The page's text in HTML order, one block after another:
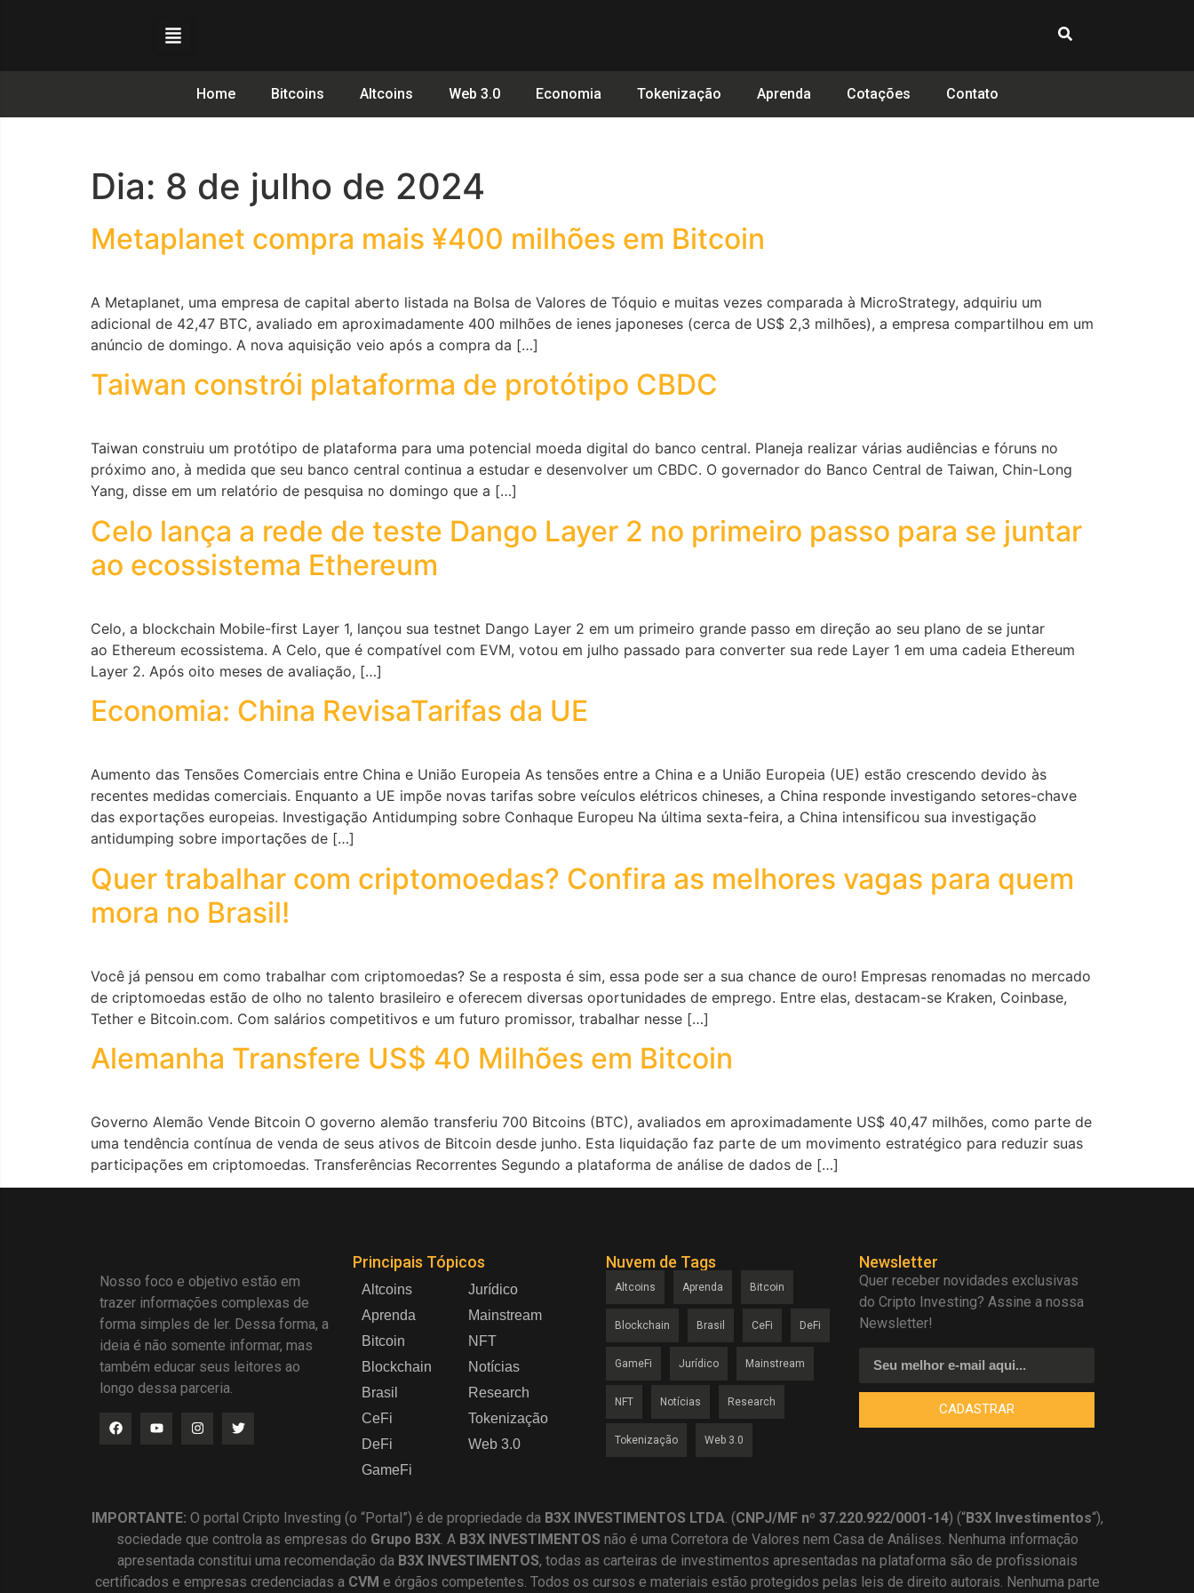
Home Bitcoins Altcoins Web 3.0 Economia Tokenização Aprenda Cotações Contato
Dia: 8 de julho de 2024
Metaplanet compra mais ¥400 milhões em Bitcoin
A Metaplanet, uma empresa de capital aberto listada na Bolsa de Valores de Tóquio e muitas vezes comparada à MicroStrategy, adquiriu um
adicional de 42,47 BTC, avaliado em aproximadamente 400 milhões de ienes japoneses (cerca de US$ 2,3 milhões), a empresa compartilhou em um
anúncio de domingo. A nova aquisição veio após a compra da […]
Taiwan constrói plataforma de protótipo CBDC
Taiwan construiu um protótipo de plataforma para uma potencial moeda digital do banco central. Planeja realizar várias audiências e fóruns no
próximo ano, à medida que seu banco central continua a estudar e desenvolver um CBDC. O governador do Banco Central de Taiwan, Chin-Long
Yang, disse em um relatório de pesquisa no domingo que a […]
Celo lança a rede de teste Dango Layer 2 no primeiro passo para se juntar
ao ecossistema Ethereum
Celo, a blockchain Mobile-first Layer 1, lançou sua testnet Dango Layer 2 em um primeiro grande passo em direção ao seu plano de se juntar
ao Ethereum ecossistema. A Celo, que é compatível com EVM, votou em julho passado para converter sua rede Layer 1 em uma cadeia Ethereum
Layer 2. Após oito meses de avaliação, […]
Economia: China RevisaTarifas da UE
Aumento das Tensões Comerciais entre China e União Europeia As tensões entre a China e a União Europeia (UE) estão crescendo devido às
recentes medidas comerciais. Enquanto a UE impõe novas tarifas sobre veículos elétricos chineses, a China responde investigando setores-chave
das exportações europeias. Investigação Antidumping sobre Conhaque Europeu Na última sexta-feira, a China intensificou sua investigação
antidumping sobre importações de […]
Quer trabalhar com criptomoedas? Confira as melhores vagas para quem
mora no Brasil!
Você já pensou em como trabalhar com criptomoedas? Se a resposta é sim, essa pode ser a sua chance de ouro! Empresas renomadas no mercado
de criptomoedas estão de olho no talento brasileiro e oferecem diversas oportunidades de emprego. Entre elas, destacam-se Kraken, Coinbase,
Tether e Bitcoin.com. Com salários competitivos e um futuro promissor, trabalhar nesse […]
Alemanha Transfere US$ 40 Milhões em Bitcoin
Governo Alemão Vende Bitcoin O governo alemão transferiu 700 Bitcoins (BTC), avaliados em aproximadamente US$ 40,47 milhões, como parte de
uma tendência contínua de venda de seus ativos de Bitcoin desde junho. Esta liquidação faz parte de um movimento estratégico para reduzir suas
participações em criptomoedas. Transferências Recorrentes Segundo a plataforma de análise de dados de […]
Nosso foco e objetivo estão em
trazer informações complexas de
forma simples de ler. Dessa forma, a
ideia é não somente informar, mas
também educar seus leitores ao
longo dessa parceria.
Principais Tópicos
Altcoins
Aprenda
Bitcoin
Blockchain
Brasil
CeFi
DeFi
GameFi
Jurídico
Mainstream
NFT
Notícias
Research
Tokenização
Web 3.0
Nuvem de Tags
Altcoins Aprenda Bitcoin
Blockchain Brasil CeFi DeFi
GameFi Jurídico Mainstream
NFT Notícias Research
Tokenização Web 3.0
Newsletter
Quer receber novidades exclusivas
do Cripto Investing? Assine a nossa
Newsletter!
CADASTRAR
IMPORTANTE: O portal Cripto Investing (o “Portal”) é de propriedade da B3X INVESTIMENTOS LTDA. (CNPJ/MF nº 37.220.922/0001-14) (“B3X Investimentos“),
sociedade que controla as empresas do Grupo B3X. A B3X INVESTIMENTOS não é uma Corretora de Valores nem Casa de Análises. Nenhuma informação
apresentada constitui uma recomendação da B3X INVESTIMENTOS, todas as carteiras de investimentos apresentadas na plataforma são de profissionais
certificados e empresas credenciadas a CVM e órgãos competentes. Todos os cursos e materiais estão protegidos pelas leis de direito autorais. Nenhuma parte